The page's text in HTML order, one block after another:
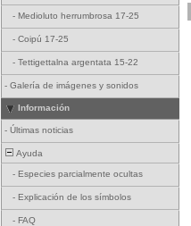
- Medioluto herrumbrosa 17-25
- Coipú 17-25
- Tettigettalna argentata 15-22
- Galería de imágenes y sonidos
Información
- Últimas noticias
Ayuda
- Especies parcialmente ocultas
- Explicación de los símbolos
- FAQ